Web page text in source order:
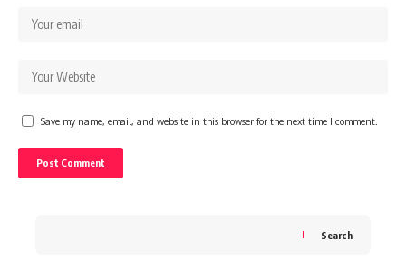
Save my name, email, and website in this browser for the next time I comment.
Search